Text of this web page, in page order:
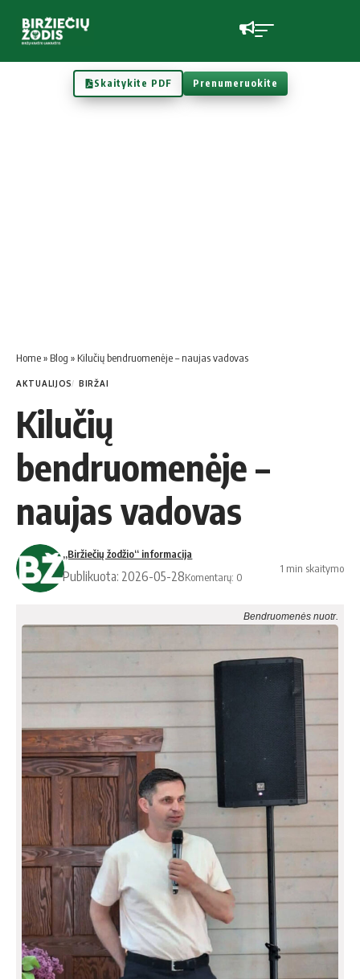
Skaitykite PDF Prenumeruokite
Home» Blog » Kilučių bendruomenėje – naujas vadovas
AKTUALIJOS BIRŽAI
Kilučių
bendruomenėje –
naujas vadovas
„Biržiečių žodžio“ informacija
Publikuota: 2026-05-28Komentarų: 0
1 min skaitymo
Bend­ruo­me­nės nuo­tr.